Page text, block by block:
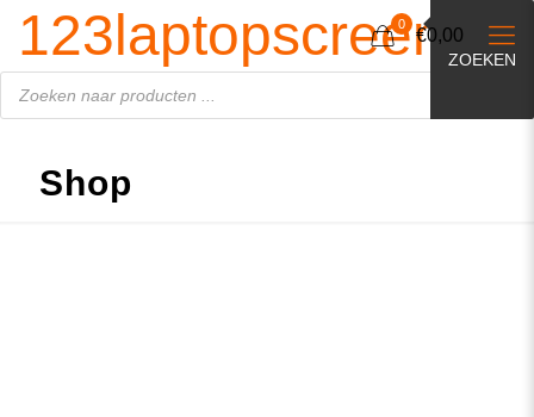
123laptopscreen.nl
zoeken
ZOEKEN
0
€0,00
Shop